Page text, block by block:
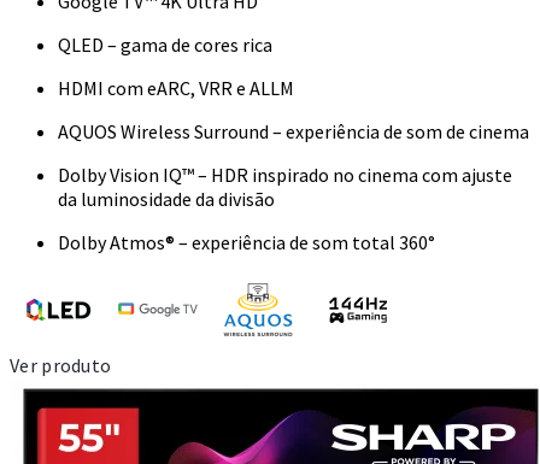
QLED – gama de cores rica
HDMI com eARC, VRR e ALLM
AQUOS Wireless Surround – experiência de som de cinema
Dolby Vision IQ™ – HDR inspirado no cinema com ajuste
da luminosidade da divisão
Dolby Atmos® – experiência de som total 360°
Ver produto